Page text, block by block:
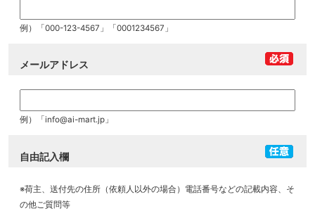
例）「000-123-4567」「0001234567」
メールアドレス
例）「info@ai-mart.jp」
自由記入欄
※荷主、送付先の住所（依頼人以外の場合）電話番号などの記載内容、そ
の他ご質問等